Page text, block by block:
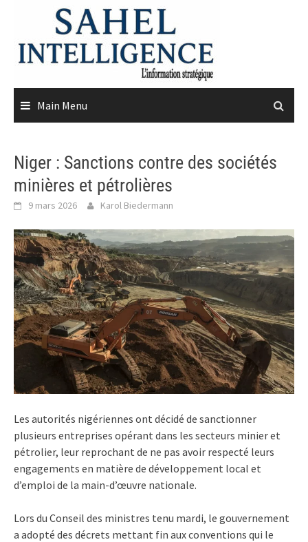
content
Main Menu
Niger : Sanctions contre des sociétés
minières et pétrolières
9 mars 2026 Karol Biedermann
Les autorités nigériennes ont décidé de sanctionner
plusieurs entreprises opérant dans les secteurs minier et
pétrolier, leur reprochant de ne pas avoir respecté leurs
engagements en matière de développement local et
d’emploi de la main-d’œuvre nationale.
Lors du Conseil des ministres tenu mardi, le gouvernement
a adopté des décrets mettant fin aux conventions qui le